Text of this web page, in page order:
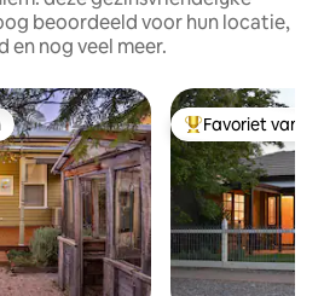
beoordeeld voor hun locatie,
en nog veel meer.
Topfavoriet van
Favoriet van